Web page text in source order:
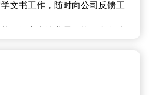
文书工作，随时向公司反馈工
的过程顺利进行；
期服务；